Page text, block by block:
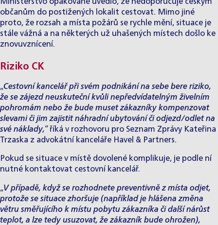
Ministerstvo opakovaně uvedlo, že nedoporučuje českým
občanům do postižených lokalit cestovat. Mimo jiné
proto, že rozsah a místa požárů se rychle mění, situace je
stále vážná a na některých už uhašených místech došlo ke
znovuvznícení.
Riziko CK
„Cestovní kancelář při svém podnikání na sebe bere riziko,
že se zájezd neuskuteční kvůli nepředvídatelným živelním
pohromám nebo že bude muset zákazníky kompenzovat
slevami či jim zajistit náhradní ubytování či odjezd/odlet na
své náklady,“ říká v rozhovoru pro Seznam Zprávy Kateřina
Trzaska z advokátní kanceláře Havel & Partners.
Pokud se situace v místě dovolené komplikuje, je podle ní
nutné kontaktovat cestovní kancelář.
„V případě, když se rozhodnete preventivně z místa odjet,
protože se situace zhoršuje (například je hlášena změna
větru směřujícího k místu pobytu zákazníka či další nárůst
teplot, a lze tedy usuzovat, že zákazník bude ohrožen),